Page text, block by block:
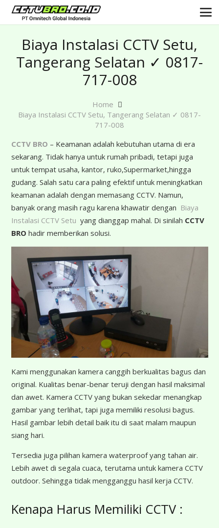
Biaya Instalasi CCTV Setu,
Tangerang Selatan ✓ 0817-
717-008
Home
Biaya Instalasi CCTV Setu, Tangerang Selatan ✓ 0817-
717-008
CCTV BRO – Keamanan adalah kebutuhan utama di era
sekarang. Tidak hanya untuk rumah pribadi, tetapi juga
untuk tempat usaha, kantor, ruko,Supermarket,hingga
gudang. Salah satu cara paling efektif untuk meningkatkan
keamanan adalah dengan memasang CCTV. Namun,
banyak orang masih ragu karena khawatir dengan Biaya
Instalasi CCTV Setu yang dianggap mahal. Di sinilah CCTV
BRO hadir memberikan solusi.
Kami menggunakan kamera canggih berkualitas bagus dan
original. Kualitas benar-benar teruji dengan hasil maksimal
dan awet. Kamera CCTV yang bukan sekedar menangkap
gambar yang terlihat, tapi juga memiliki resolusi bagus.
Hasil gambar lebih detail baik itu di saat malam maupun
siang hari.
Tersedia juga pilihan kamera waterproof yang tahan air.
Lebih awet di segala cuaca, terutama untuk kamera CCTV
outdoor. Sehingga tidak mengganggu hasil kerja CCTV.
Kenapa Harus Memiliki CCTV :